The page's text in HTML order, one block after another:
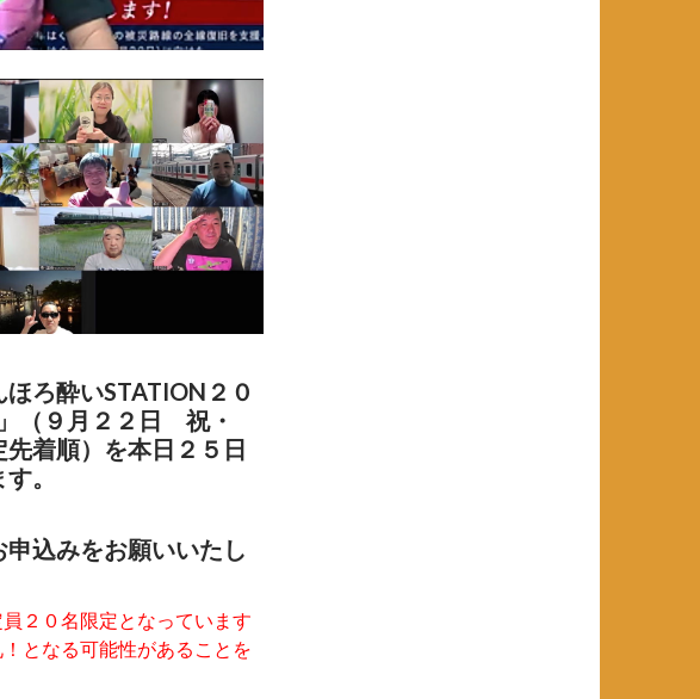
ろ酔いSTATION２０
（９月２２日 祝・
着順）を本日２５日
。
込みをお願いいたし
２０名限定となっています
となる可能性があることを